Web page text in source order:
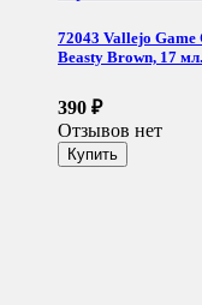
72043 Vallejo
Beasty Brown, 17 мл.
390 ₽
Отзывов нет